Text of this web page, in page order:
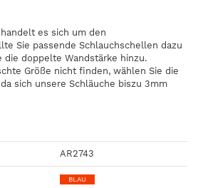
es sich um den
Sie passende Schlauchschellen dazu
die doppelte Wandstärke hinzu.
Größe nicht finden, wählen Sie die
sich unsere Schläuche biszu 3mm
AR2743
BLAU